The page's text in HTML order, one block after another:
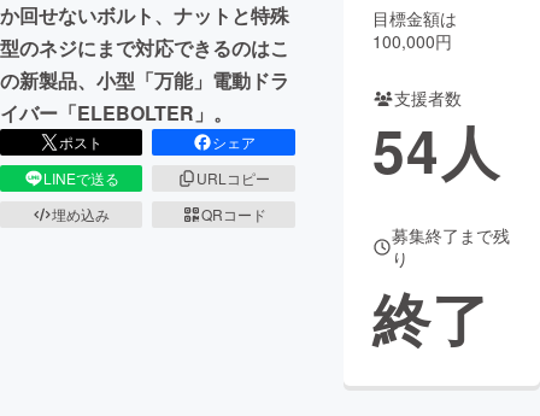
CAMPFIRE for Social Good
CAMPFIRE Creation
CAMPFIREふるさと納税machi-ya コミュニティ
か回せないボルト、ナットと特殊
型のネジにまで対応できるのはこ
の新製品、小型「万能」電動ドラ
イバー「ELEBOLTER」。
ポスト
シェア
LINEで送る
URLコピー
埋め込み
QRコード
目標金額は
100,000円
支援者数
54人
募集終了まで残
り
終了